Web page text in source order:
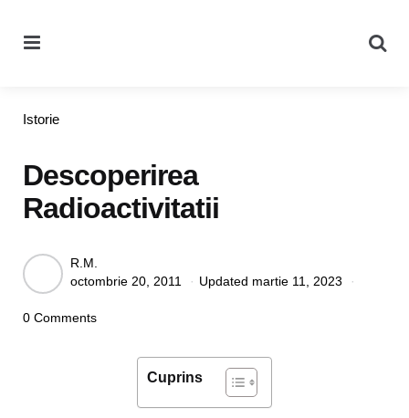
Categories
Istorie
Descoperirea
Radioactivitatii
Posted
by
R.M.
octombrie 20, 2011
Updated martie 11, 2023
0 Comments
Cuprins